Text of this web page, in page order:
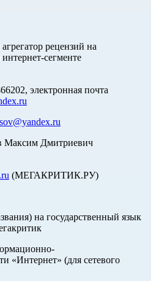
рецензий на
сегменте
электронная почта
Максим Дмитриевич
(МЕГАКРИТИК.РУ)
на государственный язык
«Интернет» (для сетевого